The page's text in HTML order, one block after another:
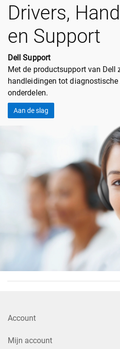
Drivers,
en Support
Dell Support
Met de productsupport van Dell
handleidingen tot
onderdelen.
Aan de slag
Account
Mijn account